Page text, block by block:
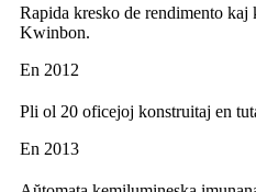
Rapida kresko de rendimento
Kwinbon.
En 2012
Pli ol 20 oficejoj konstruitaj en
En 2013